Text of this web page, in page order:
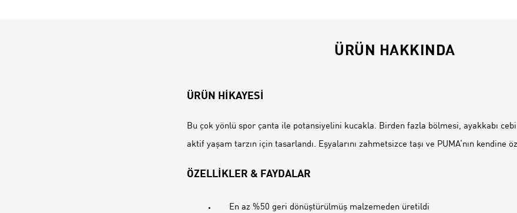
ÜRÜN HAKKINDA
ÜRÜN HİKAYESİ
Bu çok yönlü spor çanta ile potansiyelini kucakla. Birden fazla bölmesi, ayakkabı cebi
aktif yaşam tarzın için tasarlandı. Eşyalarını zahmetsizce taşı ve PUMA‘nın kendine
ÖZELLİKLER & FAYDALAR
En az %50 geri dönüştürülmüş malzemeden üretildi